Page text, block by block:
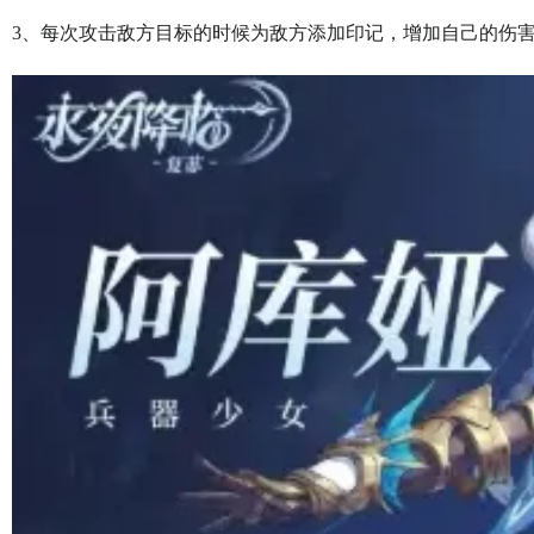
3、每次攻击敌方目标的时候为敌方添加印记，增加自己的伤